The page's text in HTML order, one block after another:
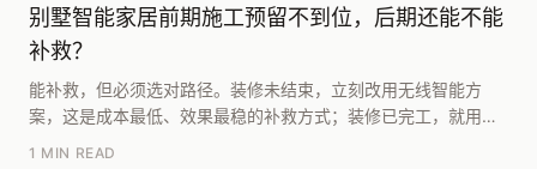
别墅智能家居前期施工预留不到位，后期还能不能
补救？
能补救，但必须选对路径。装修未结束，立刻改用无线智能方
案，这是成本最低、效果最稳的补救方式；装修已完工，就用无
1 MIN READ